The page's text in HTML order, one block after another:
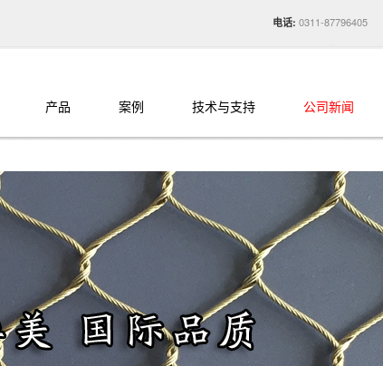
电话: 0311-87796405
产品 案例 技术与支持 公司新闻